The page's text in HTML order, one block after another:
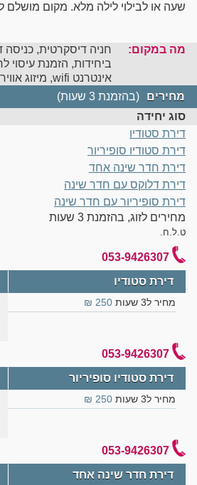
שעה או לבילוי לילה מלא. מקום מושלם
מנוף עוצר נשימה.
הדירות מעוצבת באופן מלא וכוללות
לאור נירות, טלוויזיה בכבלים, אינטרנט,
רחצה עם מוצרי רחצה ומיבש שיער
מקרר, מיקרוגל, פינת אוכל, קומקום
חניה דיסקרטית, כניסה
ביחידות, הזמנת עיסוי
אינטרנט wifi, מיזוג אוויר
מה במקום:
מחירים
(בהזמנת 3 שעות)
סוג יחידה
דירת סטודיו
דירת סטודיו סופיריור
דירת חדר שינה אחד
דירת דלוקס עם חדר שינה
דירת סופיריור עם חדר שינה
מחירים לזוג, בהזמנת 3 שעות
ט.ל.ח.
דירת סטודיו
מחיר ל3 שעות 250 ₪
דירת סטודיו סופיריור
מחיר ל3 שעות 250 ₪
דירת חדר שינה אחד